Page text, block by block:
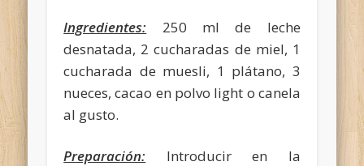
Ingredientes: 250 ml de leche
desnatada, 2 cucharadas de miel, 1
cucharada de muesli, 1 plátano, 3
nueces, cacao en polvo light o canela
al gusto.
Preparación: Introducir en la